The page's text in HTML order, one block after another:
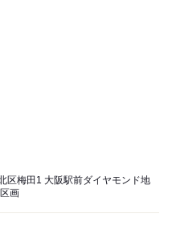
区梅田1 大阪駅前ダイヤモンド地
画